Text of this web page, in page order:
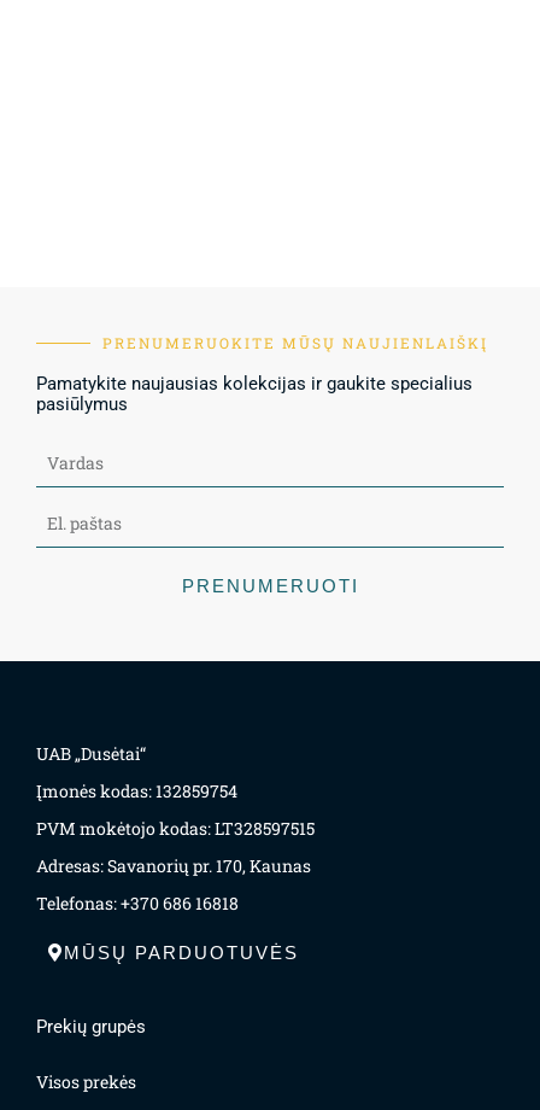
PRENUMERUOKITE MŪSŲ NAUJIENLAIŠKĮ
Pamatykite naujausias kolekcijas ir gaukite specialius
pasiūlymus
PRENUMERUOTI
UAB „Dusėtai“
Įmonės kodas: 132859754
PVM mokėtojo kodas: LT328597515
Adresas: Savanorių pr. 170, Kaunas
Telefonas: +370 686 16818
MŪSŲ PARDUOTUVĖS
Prekių grupės
Visos prekės